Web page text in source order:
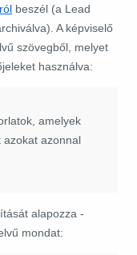
beszél (a Lead
A képviselő
szövegből, melyet
használva:
amelyek
azokat azonnal
alapozza -
mondat: